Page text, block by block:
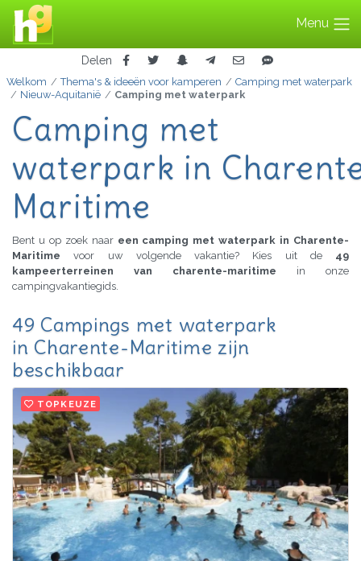
Menu
Delen
Welkom Thema's & ideeën voor kamperen
Camping met waterpark
Nieuw-Aquitanië
Camping met waterpark
Camping met
waterpark in
Maritime
Bent u op zoek naar een camping met waterpark in Charente-
Maritimevoor uw volgende vakantie? Kies uit de 49
kampeerterreinen van charente-maritime in onze
campingvakantiegids.
49 Campings met waterpark
in Charente-Maritime zijn
beschikbaar
TOPKEUZE